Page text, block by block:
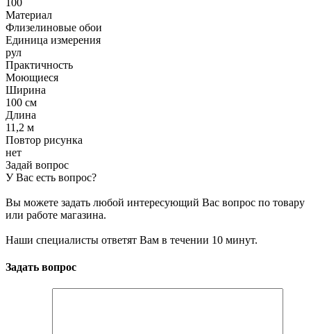
Материал
Флизелиновые обои
Единица измерения
рул
Практичность
Моющиеся
Ширина
100 см
Длина
11,2 м
Повтор рисунка
нет
Задай вопрос
У Вас есть вопрос?
Вы можете задать любой интересующий Вас вопрос по товару
или работе магазина.
Наши специалисты ответят Вам в течении 10 минут.
Задать вопрос